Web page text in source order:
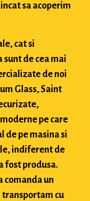
sa acoperim
cat si
de cea mai
de noi
Glass, Saint
pe care
de pe masina si
indiferent de
fost produsa.
comanda un
cu